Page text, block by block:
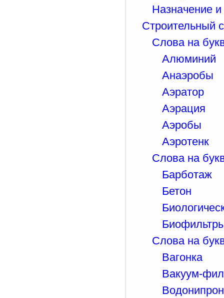
Назначение
Строительный
Слова на
Алюминий
Анаэробы
Аэратор
Аэрация
Аэробы
Аэротенк
Слова на
Барботаж
Бетон
Слова на
Вагонка
Вакуум-